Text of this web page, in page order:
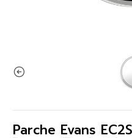
Parche Evans